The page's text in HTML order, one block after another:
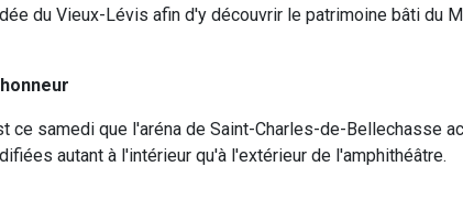
du Vieux-Lévis afin d'y découvrir le patrimoine bâti du
ce samedi que l'aréna de Saint-Charles-de-Bellechasse
autant à l'intérieur qu'à l'extérieur de l'amphithéâtre.